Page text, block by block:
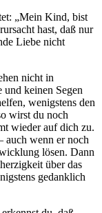
„Mein Kind, bist
hast, daß nur
Liebe nicht
nicht in
und keinen Segen
wenigstens den
wirst du noch
wieder auf dich zu.
auch wenn er noch
lösen. Dann
über das
gedanklich